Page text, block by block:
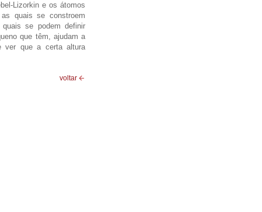
Lizorkin e os átomos
quais se constroem
se podem definir
que têm, ajudam a
ver que a certa altura
voltar